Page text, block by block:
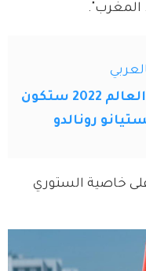
المغرب".
بطولة كأس العالم 2022 ستكون
رونالدو
خاصية الستوري